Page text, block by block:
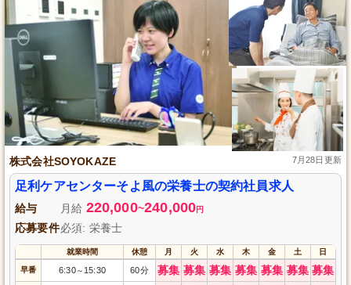
株式会社SOYOKAZE 7月28日更新
足利ケアセンターそよ風の栄養士の契約社員求人
給与 月給 220,000~240,000円
応募要件必須: 栄養士
就業時間 休憩 月 火 水 木 金 土 日
早番 6:30～ 15:30 60分 募集 募集 募集 募集 募集 募集 募集